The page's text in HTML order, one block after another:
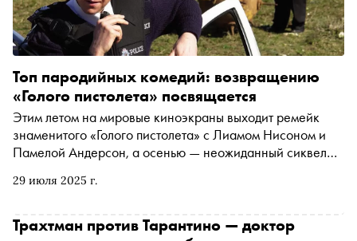
словом в жанре
29 июля 2025 г.
Топ пародийных комедий: возвращению
«Голого пистолета» посвящается
Этим летом на мировые киноэкраны выходит ремейк
знаменитого «Голого пистолета» с Лиамом Нисоном и
Памелой Андерсон, а осенью — неожиданный сиквел
преддверии премьер «Сноб» вспоминает самые
«Горячих голов» до «Очень страшного кино» и «Реальных
Трахтман против Тарантино — доктор